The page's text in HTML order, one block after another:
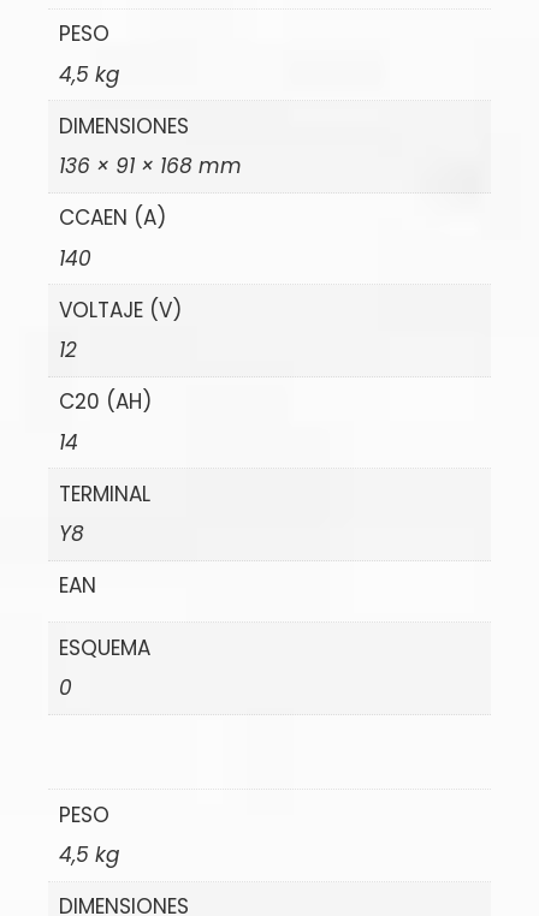
PESO
4,5 kg
DIMENSIONES
136 × 91 × 168 mm
CCAEN (A)
140
VOLTAJE (V)
12
C20 (AH)
14
TERMINAL
Y8
EAN
ESQUEMA
0
PESO
4,5 kg
DIMENSIONES